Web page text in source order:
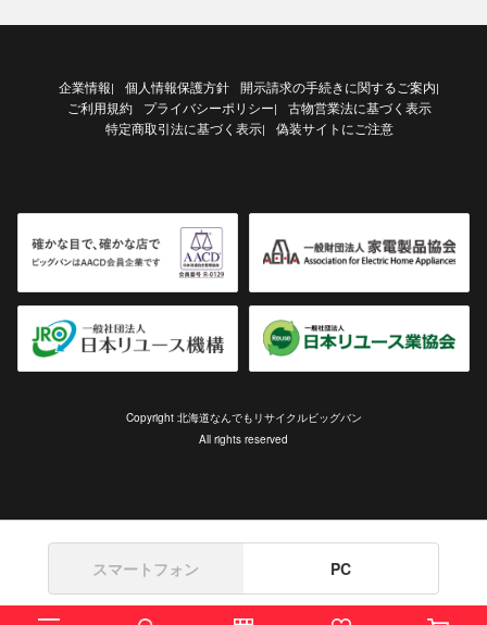
企業情報| 個人情報保護方針 開示請求の手続きに関するご案内|
ご利用規約 プライバシーポリシー|
古物営業法に基づく表示
特定商取引法に基づく表示| 偽装サイトにご注意
Copyright 北海道なんでもリサイクルビッグバン
All rights reserved
スマートフォン PC